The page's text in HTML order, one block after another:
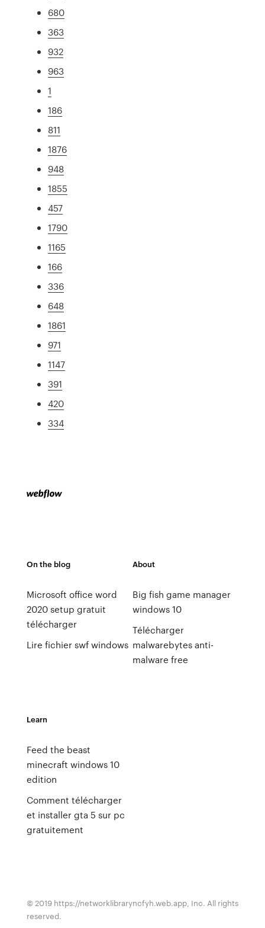
680
363
932
963
1
186
811
1876
948
1855
457
1790
1165
166
336
648
1861
971
1147
391
420
334
On the blog
Microsoft office word
2020 setup gratuit
télécharger
Lire fichier swf windows
About
Big fish game manager
windows 10
Télécharger
malwarebytes anti-
malware free
Learn
Feed the beast
minecraft windows 10
edition
Comment télécharger
et installer gta 5 sur pc
gratuitement
© 2019 https://networklibraryncfyh.web.app, Inc. All rights
reserved.